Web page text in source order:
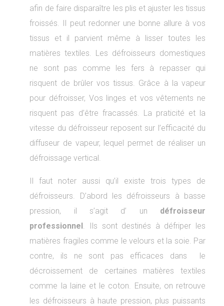
afin de faire disparaître les plis et ajuster les tissus
froissés. Il peut redonner une bonne allure à vos
tissus et il parvient même à lisser toutes les
matières textiles. Les défroisseurs domestiques
ne sont pas comme les fers à repasser qui
risquent de brûler vos tissus. Grâce à la vapeur
pour défroisser, Vos linges et vos vêtements ne
risquent pas d’être fracassés. La praticité et la
vitesse du défroisseur reposent sur l’efficacité du
diffuseur de vapeur, lequel permet de réaliser un
défroissage vertical.
Il faut noter aussi qu’il existe trois types de
défroisseurs. D’abord les défroisseurs à basse
pression, il s’agit d’ un défroisseur
professionnel. Ils sont destinés à défriper les
matières fragiles comme le velours et la soie. Par
contre, ils ne sont pas efficaces dans le
décroissement de certaines matières textiles
comme la laine et le coton. Ensuite, on retrouve
les défroisseurs à haute pression, plus puissants